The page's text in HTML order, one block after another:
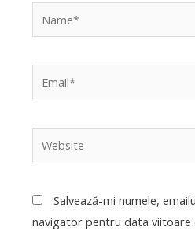
Salvează-mi numele,
navigator pentru data viitoare